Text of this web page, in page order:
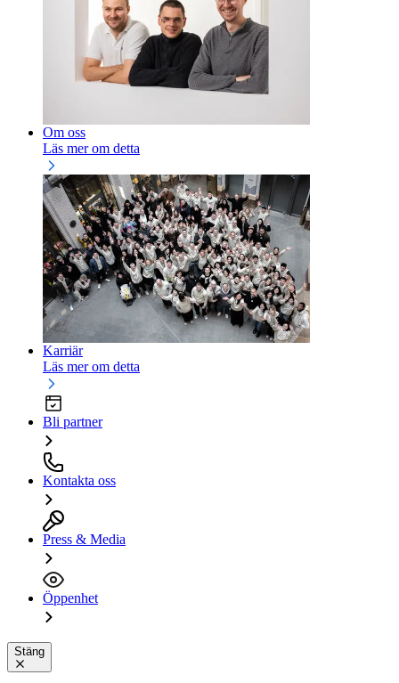
Om oss
Läs mer om detta
Karriär
Läs mer om detta
Bli partner
Kontakta oss
Press & Media
Öppenhet
Stäng